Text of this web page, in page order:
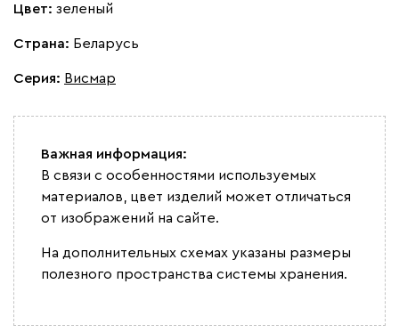
Цвет: зеленый
Страна: Беларусь
Серия: Висмар
Важная информация:
В связи с особенностями используемых
материалов, цвет изделий может отличаться
от изображений на сайте.
На дополнительных схемах указаны размеры
полезного пространства системы хранения.